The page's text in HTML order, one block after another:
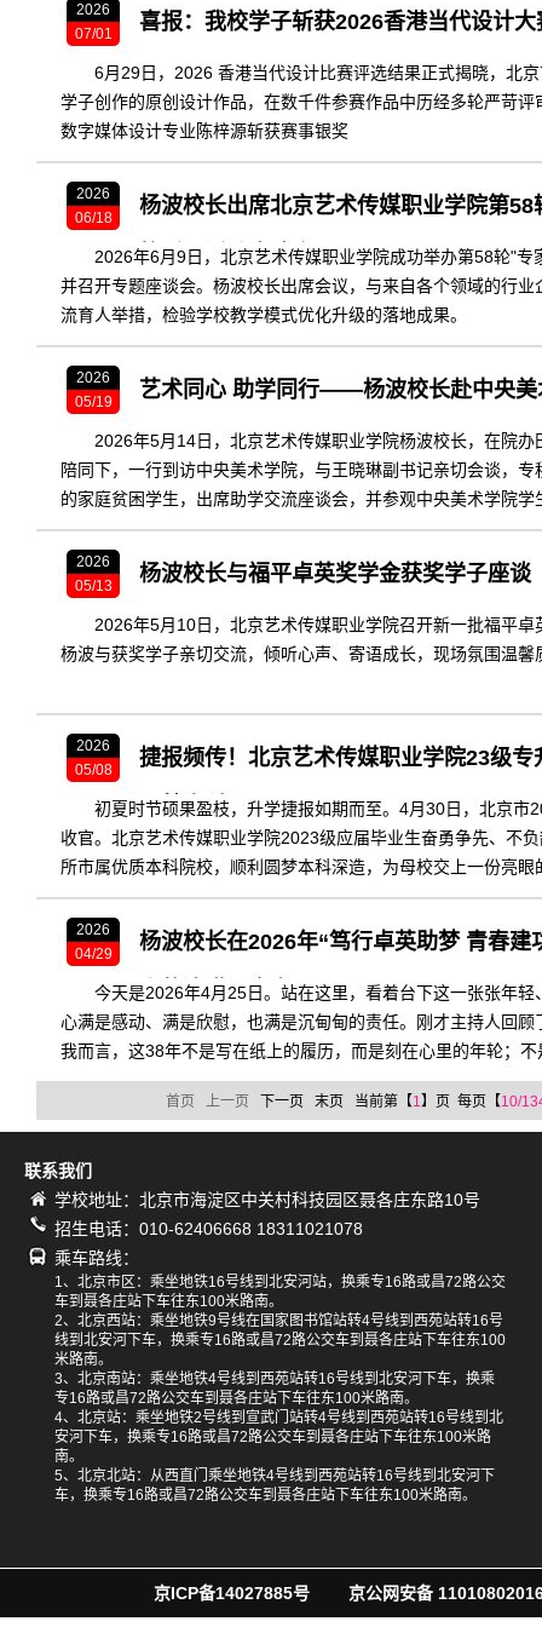
喜报：我校学子斩获2026香港当代设计
2026
07/01
6月29日，2026 香港当代设计比赛评选结果正式揭晓，北
学子创作的原创设计作品，在数千件参赛作品中历经多轮严苛
数字媒体设计专业陈梓源斩获赛事银奖
杨波校长出席北京艺术传媒职业学院第
校听课活动座谈会
2026
06/18
2026年6月9日，北京艺术传媒职业学院成功举办第58轮"专
并召开专题座谈会。杨波校长出席会议，与来自各个领域的行
流育人举措，检验学校教学模式优化升级的落地成果。
艺术同心 助学同行——杨波校长赴中央美
2026
05/19
2026年5月14日，北京艺术传媒职业学院杨波校长，在院
陪同下，一行到访中央美术学院，与王晓琳副书记亲切会谈，
的家庭贫困学生，出席助学交流座谈会，并参观中央美术学院
带，围绕艺术育人、助学帮扶、青年成长等方面深入交流，氛围
杨波校长与福平卓英奖学金获奖学子座谈
2026
05/13
2026年5月10日，北京艺术传媒职业学院召开新一批福平
杨波与获奖学子亲切交流，倾听心声、寄语成长，现场氛围温馨
捷报频传！北京艺术传媒职业学院23级
圆梦本科
2026
05/08
初夏时节硕果盈枝，升学捷报如期而至。4月30日，北京市
收官。北京艺术传媒职业学院2023级应届毕业生奋勇争先、不
所市属优质本科院校，顺利圆梦本科深造，为母校交上一份亮
全体同学致以热烈祝贺！
杨波校长在2026年“笃行卓英助梦 青春建
上的演讲（全文）
2026
04/29
今天是2026年4月25日。站在这里，看着台下这一张张年
心满是感动、满是欣慰，也满是沉甸甸的责任。刚才主持人回
我而言，这38年不是写在纸上的履历，而是刻在心里的年轮；
想同行、与温暖相伴的鲜活生命。
首页 上一页 下一页 末页 当前第【1】页 每页【10/
联系我们
学校地址：北京市海淀区中关村科技园区聂各庄东路10号
招生电话：010-62406668 18311021078
乘车路线：
1、北京市区：乘坐地铁16号线到北安河站，换乘专16路或昌72路公交
车到聂各庄站下车往东100米路南。
2、北京西站：乘坐地铁9号线在国家图书馆站转4号线到西苑站转16号
线到北安河下车，换乘专16路或昌72路公交车到聂各庄站下车往东100
米路南。
3、北京南站：乘坐地铁4号线到西苑站转16号线到北安河下车，换乘
专16路或昌72路公交车到聂各庄站下车往东100米路南。
4、北京站：乘坐地铁2号线到宣武门站转4号线到西苑站转16号线到北
安河下车，换乘专16路或昌72路公交车到聂各庄站下车往东100米路
南。
5、北京北站：从西直门乘坐地铁4号线到西苑站转16号线到北安河下
车，换乘专16路或昌72路公交车到聂各庄站下车往东100米路南。
京ICP备14027885号 京公网安备